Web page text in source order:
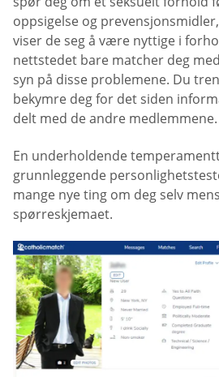
oppsigelse og
viser de seg å være nyttige i
nettstedet bare matcher deg
syn på disse problemene. Du
bekymre deg for det siden
delt med de andre medlemmene.
En underholdende
grunnleggende
mange nye ting om deg selv
spørreskjemaet.